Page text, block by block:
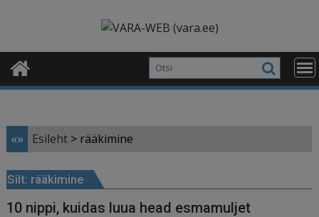
«» Esileht > rääkimine
Silt: rääkimine
10 nippi, kuidas luua head esmamuljet